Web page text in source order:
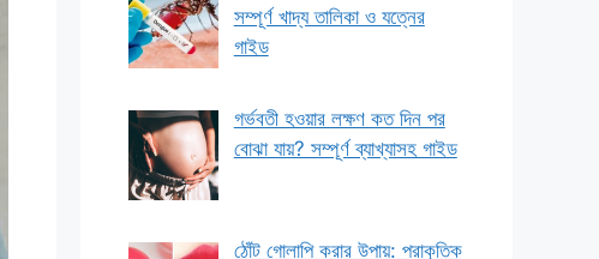
সম্পূর্ণ খাদ্য তালিকা ও যত্নের
গাইড
গর্ভবতী হওয়ার লক্ষণ কত দিন পর
বোঝা যায়? সম্পূর্ণ ব্যাখ্যাসহ গাইড
ঠোঁট গোলাপি করার উপায়: প্রাকৃতিক